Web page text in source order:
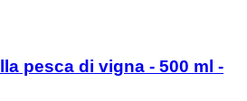
pesca di vigna - 500 ml -